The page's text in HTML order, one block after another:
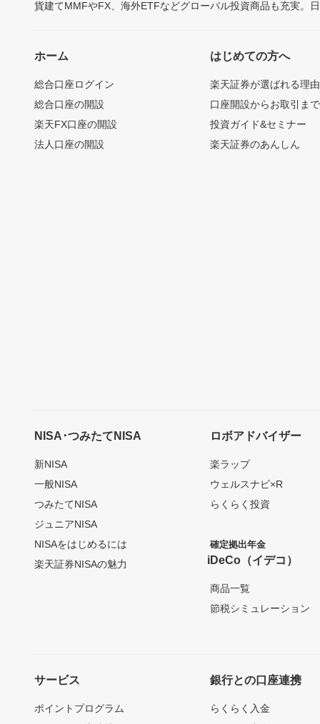
貨建てMMFやFX、海外ETFなどグローバル投資商品も充実。
ホーム
総合口座ログイン
総合口座の開設
楽天FX口座の開設
法人口座の開設
はじめての方へ
楽天証券が選ばれる理由
口座開設からお取引ま
投資ガイド&セミナー
楽天証券のあんしん
NISA･つみたてNISA
新NISA
一般NISA
つみたてNISA
ジュニアNISA
NISAをはじめるには
楽天証券NISAの魅力
ロボアドバイザー
楽ラップ
ウェルスナビ×R
らくらく投資
確定拠出年金
iDeCo（イデコ）
商品一覧
節税シミュレーション
サービス
ポイントプログラム
銀行との口座連携
らくらく入金